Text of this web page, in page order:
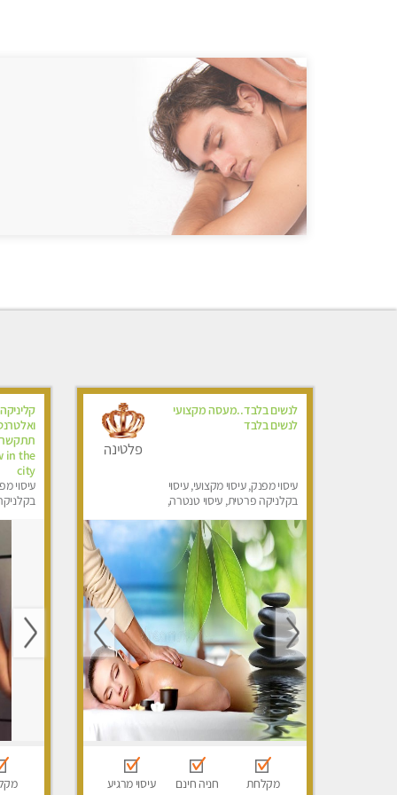
לנשים בלבד..מעסה מקצועי
לנשים בלבד
עיסוי מפנק, עיסוי מקצועי, עיסוי
בקלניקה פרטית, עיסוי טנטרה,
בלבד
פלטינה
מקלחת חניה חינם עיסוי מרגיע
in the
city
עיסוי